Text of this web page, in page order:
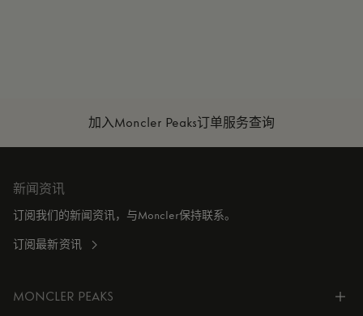
加入Moncler Peaks订单服务查询
新闻资讯
订阅我们的新闻资讯，与Moncler保持联系。
订阅最新资讯
MONCLER PEAKS